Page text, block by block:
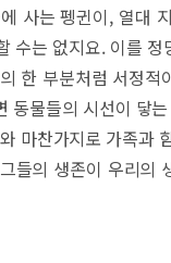
사는 펭귄이, 열대
수는 없지요. 이를
한 부분처럼 서정
물들의 시선이 닿
마찬가지로 가족과
들의 생존이 우리의